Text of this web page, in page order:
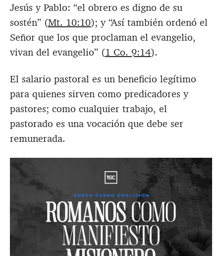
Jesús y Pablo: “el obrero es digno de su
sostén” (Mt. 10:10); y “Así también ordenó el
Señor que los que proclaman el evangelio,
vivan del evangelio” (1 Co. 9:14).
El salario pastoral es un beneficio legítimo
para quienes sirven como predicadores y
pastores; como cualquier trabajo, el
pastorado es una vocación que debe ser
remunerada.